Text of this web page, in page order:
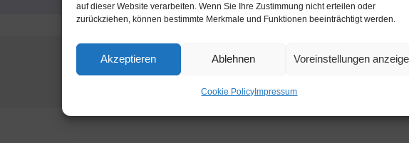
auf dieser Website verarbeiten. Wenn Sie Ihre Zustimmung nicht erteilen oder
zurückziehen, können bestimmte Merkmale und Funktionen beeinträchtigt werden.
Akzeptieren Ablehnen Voreinstellungen
Cookie PolicyImpressum
Zeit